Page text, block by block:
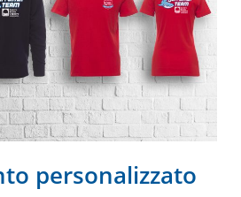
personalizzato